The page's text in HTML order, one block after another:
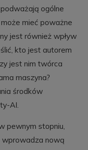
ogólne
mieć poważne
jest również wpływ
kto jest autorem
jest nim twórca
maszyna?
środków
AI.
pewnym stopniu,
wprowadza nową